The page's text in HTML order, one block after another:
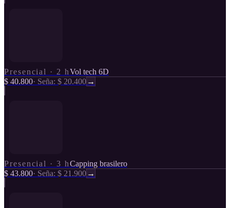
Presencial · 2 hVol tech 6D
$ 40.800· Seña: $ 20.400 →
Presencial · 3 hCapping brasilero
$ 43.800· Seña: $ 21.900 →